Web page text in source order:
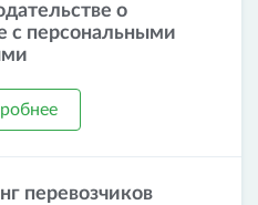
о
с персональными
перевозчиков